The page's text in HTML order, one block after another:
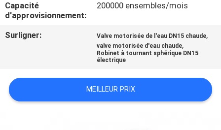
NOUVELLES
CITATION
Capacité
d'approvisionnement:
200000 ensembles/mois
Surligner: Valve motorisée de l'eau DN15 chaude,
valve motorisée d'eau chaude,
Robinet à tournant sphérique DN15
électrique
MEILLEUR PRIX